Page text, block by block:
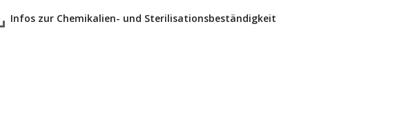
Infos zur Chemikalien- und Sterilisationsbeständigkeit